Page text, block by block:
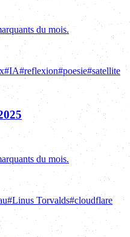
du mois.
#IA#reflexion#poesie#satellite
du mois.
#Linus Torvalds#cloudflare